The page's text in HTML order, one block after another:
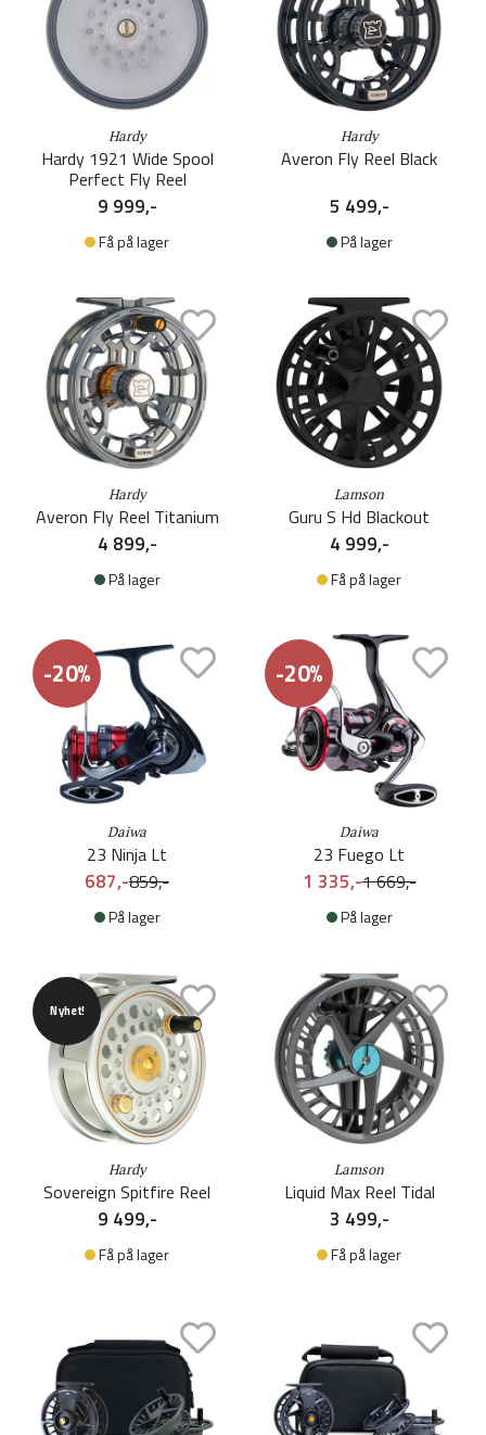
Hardy
Hardy 1921 Wide Spool
Perfect Fly Reel
9 999,-
Få på lager
Hardy
Averon Fly Reel Black
5 499,-
På lager
Hardy
Averon Fly Reel Titanium
4 899,-
På lager
Lamson
Guru S Hd Blackout
4 999,-
Få på lager
-20%
Daiwa
23 Ninja Lt
859,-
687,-
På lager
-20%
Daiwa
23 Fuego Lt
1 669,-
1 335,-
På lager
Nyhet!
Hardy
Sovereign Spitfire Reel
9 499,-
Få på lager
Lamson
Liquid Max Reel Tidal
3 499,-
Få på lager